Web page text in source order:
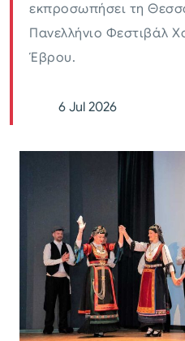
εκπροσωπήσει τη
Πανελλήνιο Φεστιβάλ
Έβρου.
6 Jul 2026